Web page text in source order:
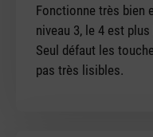
Fonctionne très bien
niveau 3, le 4 est
Seul défaut les
pas très lisibles.